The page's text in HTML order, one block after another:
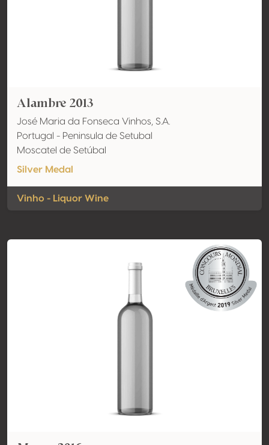
Alambre 2013
José Maria da Fonseca Vinhos, S.A.
Portugal - Peninsula de Setubal
Moscatel de Setúbal
Silver Medal
Vinho - Liquor Wine